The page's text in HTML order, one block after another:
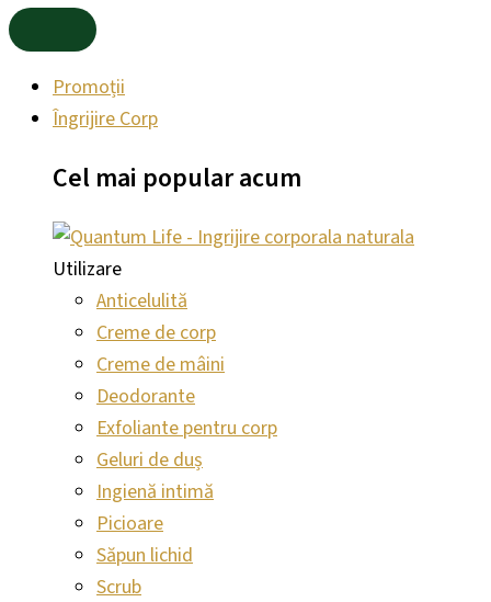
Promoții
Îngrijire Corp
Cel mai popularacum
Utilizare
Anticelulită
Creme de corp
Creme de mâini
Deodorante
Exfoliante pentru corp
Geluri de duș
Ingienă intimă
Picioare
Săpun lichid
Scrub